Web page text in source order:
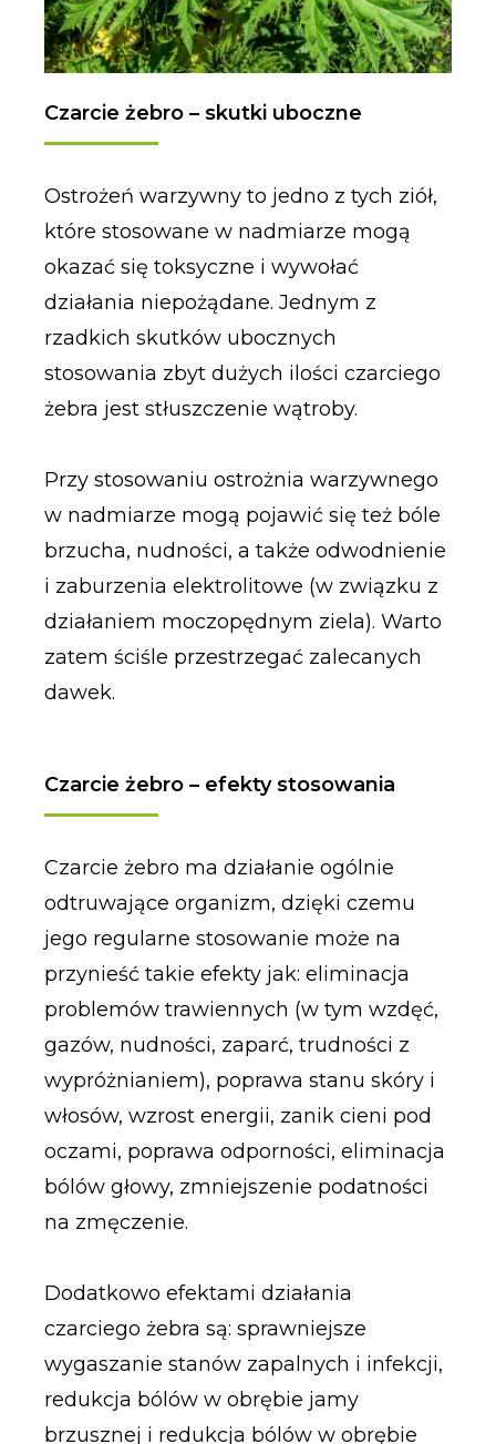
Czarcie żebro – skutki uboczne
Ostrożeń warzywny to jedno z tych ziół,
które stosowane w nadmiarze mogą
okazać się toksyczne i wywołać
działania niepożądane. Jednym z
rzadkich skutków ubocznych
stosowania zbyt dużych ilości czarciego
żebra jest stłuszczenie wątroby.
Przy stosowaniu ostrożnia warzywnego
w nadmiarze mogą pojawić się też bóle
brzucha, nudności, a także odwodnienie
i zaburzenia elektrolitowe (w związku z
działaniem moczopędnym ziela). Warto
zatem ściśle przestrzegać zalecanych
dawek.
Czarcie żebro – efekty stosowania
Czarcie żebro ma działanie ogólnie
odtruwające organizm, dzięki czemu
jego regularne stosowanie może na
przynieść takie efekty jak: eliminacja
problemów trawiennych (w tym wzdęć,
gazów, nudności, zaparć, trudności z
wypróżnianiem), poprawa stanu skóry i
włosów, wzrost energii, zanik cieni pod
oczami, poprawa odporności, eliminacja
bólów głowy, zmniejszenie podatności
na zmęczenie.
Dodatkowo efektami działania
czarciego żebra są: sprawniejsze
wygaszanie stanów zapalnych i infekcji,
redukcja bólów w obrębie jamy
brzusznej i redukcja bólów w obrębie